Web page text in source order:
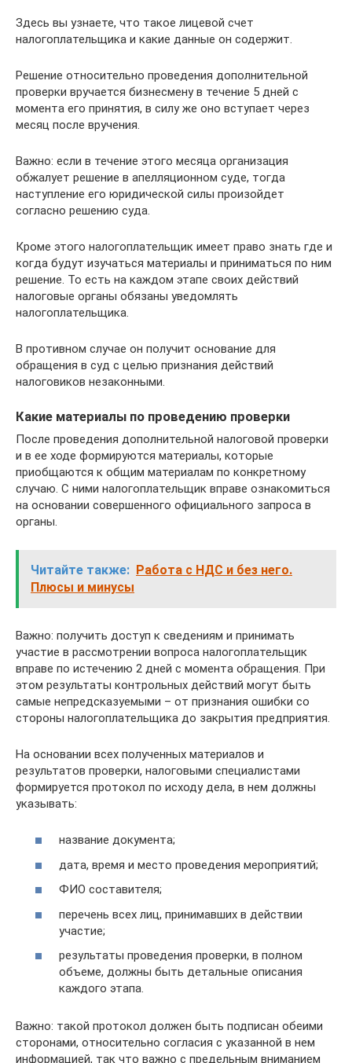
Здесь вы узнаете, что такое лицевой счет
налогоплательщика и какие данные он содержит.
Решение относительно проведения дополнительной
проверки вручается бизнесмену в течение 5 дней с
момента его принятия, в силу же оно вступает через
месяц после вручения.
Важно: если в течение этого месяца организация
обжалует решение в апелляционном суде, тогда
наступление его юридической силы произойдет
согласно решению суда.
Кроме этого налогоплательщик имеет право знать где и
когда будут изучаться материалы и приниматься по ним
решение. То есть на каждом этапе своих действий
налоговые органы обязаны уведомлять
налогоплательщика.
В противном случае он получит основание для
обращения в суд с целью признания действий
налоговиков незаконными.
Какие материалы по проведению проверки
После проведения дополнительной налоговой проверки
и в ее ходе формируются материалы, которые
приобщаются к общим материалам по конкретному
случаю. С ними налогоплательщик вправе ознакомиться
на основании совершенного официального запроса в
органы.
Читайте также: Работа с НДС и без него.
Плюсы и минусы
Важно: получить доступ к сведениям и принимать
участие в рассмотрении вопроса налогоплательщик
вправе по истечению 2 дней с момента обращения. При
этом результаты контрольных действий могут быть
самые непредсказуемыми – от признания ошибки со
стороны налогоплательщика до закрытия предприятия.
На основании всех полученных материалов и
результатов проверки, налоговыми специалистами
формируется протокол по исходу дела, в нем должны
указывать:
название документа;
дата, время и место проведения мероприятий;
ФИО составителя;
перечень всех лиц, принимавших в действии
участие;
результаты проведения проверки, в полном
объеме, должны быть детальные описания
каждого этапа.
Важно: такой протокол должен быть подписан обеими
сторонами, относительно согласия с указанной в нем
информацией, так что важно с предельным вниманием